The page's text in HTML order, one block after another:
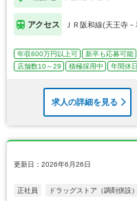
アクセス ＪＲ阪和線(天王寺
年収600万円以上可 新卒も応募可能
店舗数10～29
積極採用中 年間休
求人の詳細を見る
更新日：2026年6月26日
正社員 ドラッグストア（調剤併設）